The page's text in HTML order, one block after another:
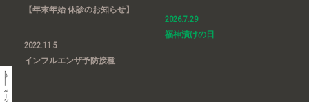
【年末年始 休診のお知らせ】
2022.11.5
インフルエンザ予防接種
2026.7.29
福神漬けの日